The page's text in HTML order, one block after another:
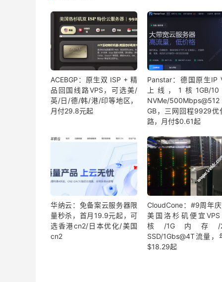
ACEBGP：原生双 ISP + 精
品回国线路VPS，可选美/
英/日/德/韩/港/印等地区，
月付29.8元起
Panstar：德国原生IP
上线，1核1GB/10
NVMe/500Mbps@512
GB，三网回程9929优
路，月付$0.61起
华纳云：免备案云服务器限
量秒杀，首月19.9元起，可
选香港cn2/日本优化/美国
cn2
CloudCone：#9周年
美国洛杉矶便宜
核/1G内存/
SSD/1Gbs@4T流量，
$18.29起